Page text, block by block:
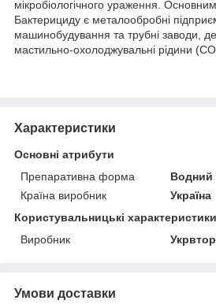
мікробіологічного ураження.
Бактерициду є металообробні
машинобудування та трубні заводи,
мастильно-охолоджувальні рідини
Характеристики
Основні атрибути
Препаративна форма
Водний
Країна виробник
Україна
Користувальницькі характеристики
Виробник
Умови доставки